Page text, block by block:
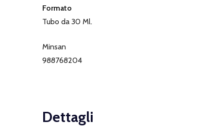
Formato
Tubo da 30 Ml.
Minsan
988768204
Dettagli